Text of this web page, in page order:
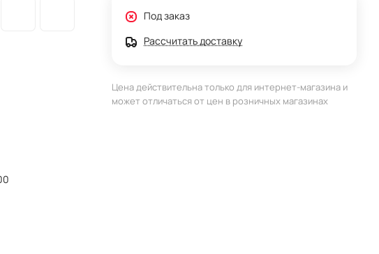
Под заказ
Рассчитать доставку
Цена действительна только для интернет-магазина и
может отличаться от цен в розничных магазинах